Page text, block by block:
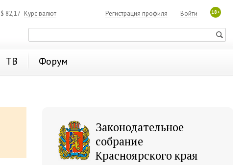
$ 82,17 Курс валют 18+
Войти
Регистрация профиля
ТВ Форум
Законодательное
собрание
Красноярского края